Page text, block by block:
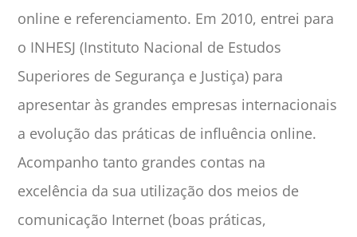
online e referenciamento. Em 2010, entrei para
o INHESJ (Instituto Nacional de Estudos
Superiores de Segurança e Justiça) para
apresentar às grandes empresas internacionais
a evolução das práticas de influência online.
Acompanho tanto grandes contas na
excelência da sua utilização dos meios de
comunicação Internet (boas práticas,